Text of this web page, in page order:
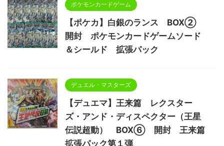
ポケモンカードゲーム
【ポケカ】白銀のランス BOX②
開封 ポケモンカードゲームソード
＆シールド 拡張パック
デュエル・マスターズ
【デュエマ】王来篇 レクスター
ズ・アンド・ディスペクター（王星
伝説超動） BOX⑥ 開封 王来篇
拡張パック第１弾